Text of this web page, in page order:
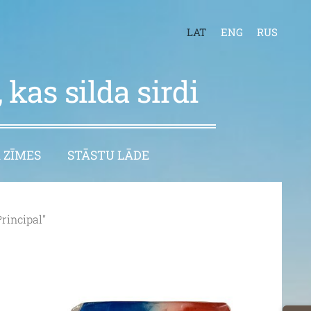
LAT ENG RUS
silda sirdi
ZĪMES STĀSTU LĀDE